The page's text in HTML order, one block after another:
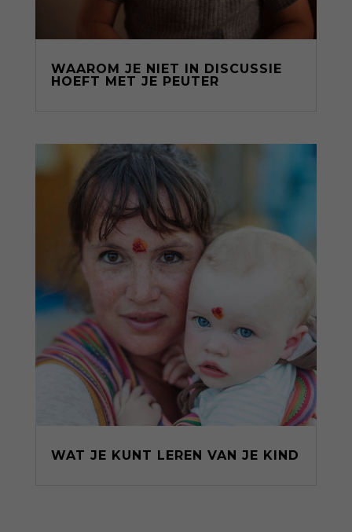
WAAROM JE NIET IN DISCUSSIE
HOEFT MET JE PEUTER
WAT JE KUNT LEREN VAN JE KIND